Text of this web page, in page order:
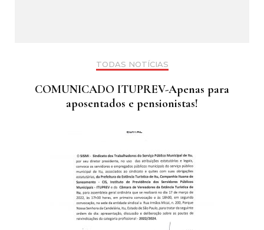
TODAS NOTÍCIAS
COMUNICADO ITUPREV-Apenas para
aposentados e pensionistas!